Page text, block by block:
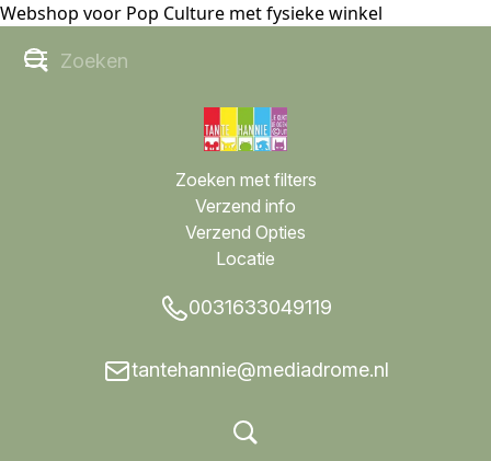
Webshop voor Pop Culture met fysieke winkel
Zoeken met filters
Verzend info
Verzend Opties
Locatie
0031633049119
tantehannie@mediadrome.nl